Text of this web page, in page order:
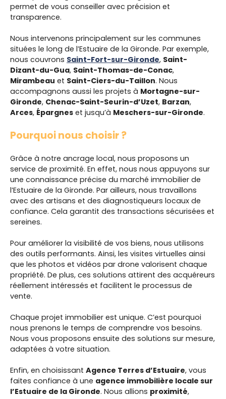
permet de vous conseiller avec précision et
transparence.
Nous intervenons principalement sur les communes
situées le long de l’Estuaire de la Gironde. Par exemple,
nous couvrons Saint-Fort-sur-Gironde, Saint-
Dizant-du-Gua, Saint-Thomas-de-Conac,
Mirambeau et Saint-Ciers-du-Taillon. Nous
accompagnons aussi les projets à Mortagne-sur-
Gironde, Chenac-Saint-Seurin-d’Uzet, Barzan,
Arces, Épargnes et jusqu’à Meschers-sur-Gironde.
Pourquoi nous choisir ?
Grâce à notre ancrage local, nous proposons un
service de proximité. En effet, nous nous appuyons sur
une connaissance précise du marché immobilier de
l’Estuaire de la Gironde. Par ailleurs, nous travaillons
avec des artisans et des diagnostiqueurs locaux de
confiance. Cela garantit des transactions sécurisées et
sereines.
Pour améliorer la visibilité de vos biens, nous utilisons
des outils performants. Ainsi, les visites virtuelles ainsi
que les photos et vidéos par drone valorisent chaque
propriété. De plus, ces solutions attirent des acquéreurs
réellement intéressés et facilitent le processus de
vente.
Chaque projet immobilier est unique. C’est pourquoi
nous prenons le temps de comprendre vos besoins.
Nous vous proposons ensuite des solutions sur mesure,
adaptées à votre situation.
Enfin, en choisissant Agence Terres d’Estuaire, vous
faites confiance à une agence immobilière locale sur
l’Estuaire de la Gironde. Nous allions proximité,